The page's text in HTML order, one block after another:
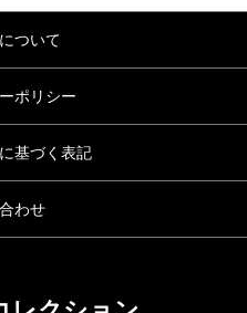
ついて
ポリシー
基づく表記
わせ